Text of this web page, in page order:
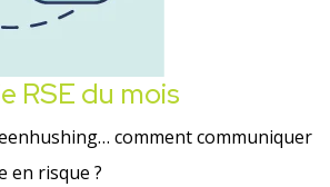
RSE du mois
comment communiquer
en risque ?